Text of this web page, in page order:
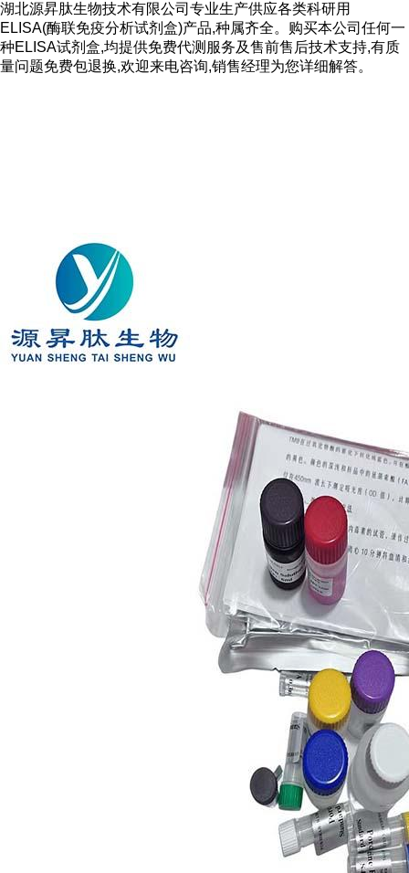
湖北源昇肽生物技术有限公司专业生产供应各类科研用
ELISA(酶联免疫分析试剂盒)产品,种属齐全。购买本公司任何一
种ELISA试剂盒,均提供免费代测服务及售前售后技术支持,有质
量问题免费包退换,欢迎来电咨询,销售经理为您详细解答。